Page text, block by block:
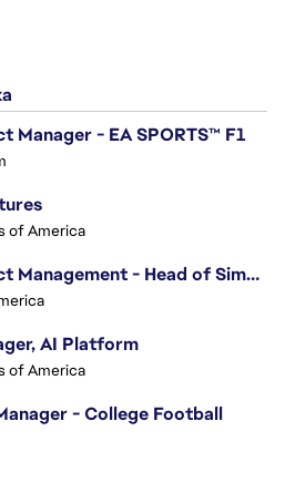
Manager - EA SPORTS™ F1
of America
Senior Director, Product Management - Head of Sims Marketplace
AI Platform
of America
- College Football